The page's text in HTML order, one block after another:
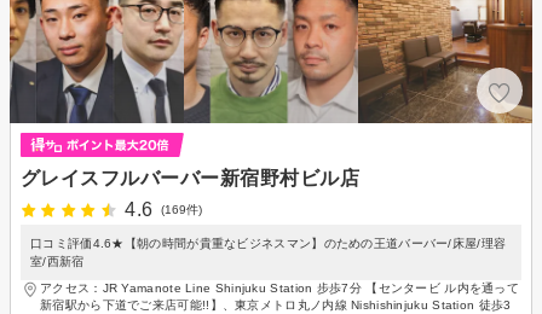
グレイスフルバーバー新宿野村ビル店
4.6
(169件)
口コミ評価4.6★【朝の時間が貴重なビジネスマン】のための王道バーバー/床屋/理容
室/西新宿
アクセス：JR Yamanote Line Shinjuku Station 步歩7分 【センタービ ル内を通って
新宿駅から下道でご来店可能!!】、東京メトロ丸ノ内線 Nishishinjuku Station 徒歩3